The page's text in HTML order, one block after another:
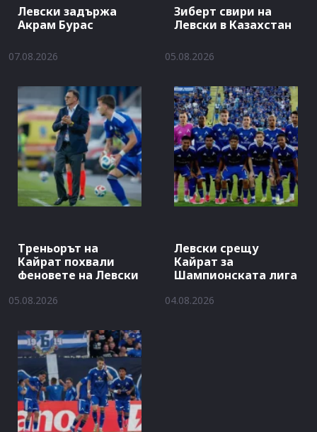
Левски задържа
Акрам Бурас
07.08.2026
Зиберт свири на
Левски в Казахстан
05.08.2026
Треньорът на
Кайрат похвали
феновете на Левски
05.08.2026
Левски срещу
Кайрат за
Шампионската лига
04.08.2026